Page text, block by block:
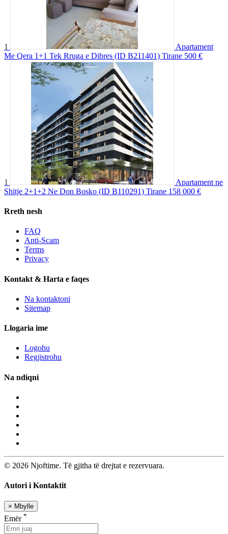
1
Apartament
Me Qera 1+1 Tek Rruga e Dibres (ID B211401) Tirane 500 €
1
Apartament ne
Shitje 2+1+2 Ne Don Bosko (ID B110291) Tirane 158 000 €
Rreth nesh
FAQ
Anti-Scam
Terms
Privacy
Kontakt & Harta e faqes
Na kontaktoni
Sitemap
Llogaria ime
Logohu
Regjistrohu
Na ndiqni
© 2026 Njoftime. Të gjitha të drejtat e rezervuara.
Autori i Kontaktit
× Mbylle
Emër *